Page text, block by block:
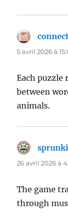
5 avril 2026 à
Each
between
animals.
26 avril 2026 à
The game
through